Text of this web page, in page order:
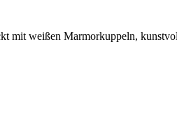
mit weißen Marmorkuppeln,